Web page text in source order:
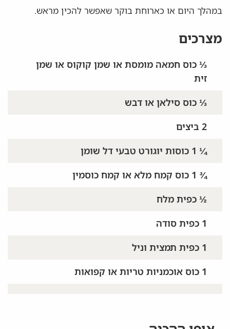
במהלך היום או כארוחת בוקר שאפשר להכין מראש.
מצרכים
⅓ כוס חמאה מומסת או שמן קוקוס או שמן
זית
⅓ כוס סילאן או דבש
2 ביצים
¼ 1 כוסות יוגורט טבעי דל שומן
¾ 1 כוס קמח מלא או קמח כוסמין
½ כפית מלח
1 כפית סודה
1 כפית תמצית וניל
1 כוס אוכמניות טריות או קפואות